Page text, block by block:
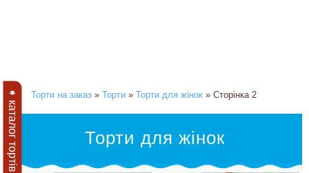
Торти на заказ » Торти » Торти для жінок » Сторінка 2
Торти для жінок
➧ каталог тортів